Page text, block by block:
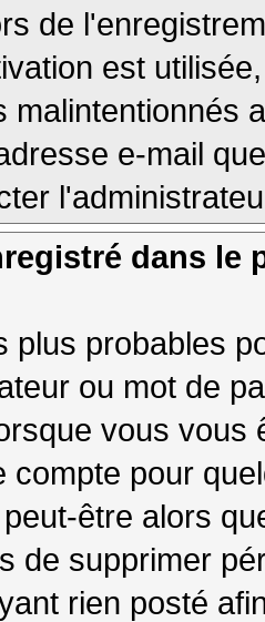
de
est
malintentionnés
e-mail
dans le
plus probables
ou mot de
vous vous
compte pour
être alors
de supprimer
rien posté